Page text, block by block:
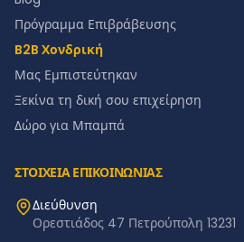
Πρόγραμμα Επιβράβευσης
B2B Χονδρική
Μας Εμπιστεύτηκαν
Ξεκίνα τη δική σου επιχείρηση
Δώρο για Μπαμπά
ΣΤΟΙΧΕΙΑ ΕΠΙΚΟΙΝΩΝΙΑΣ
Διεύθυνση
Ορεστιάδος 47 Πετρούπολη 13231